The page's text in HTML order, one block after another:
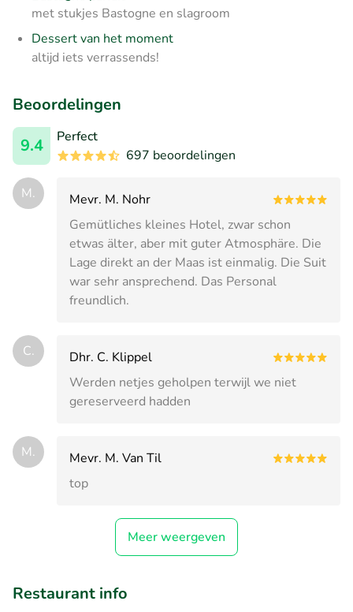
met stukjes Bastogne en slagroom
Dessert van het moment
altijd iets verrassends!
Beoordelingen
9.4
Perfect
697 beoordelingen
M.
Mevr. M. Nohr
Gemütliches kleines Hotel, zwar schon
etwas älter, aber mit guter Atmosphäre. Die
Lage direkt an der Maas ist einmalig. Die Suit
war sehr ansprechend. Das Personal
freundlich.
C.
Dhr. C. Klippel
Werden netjes geholpen terwijl we niet
gereserveerd hadden
M.
Mevr. M. Van Til
top
Meer weergeven
Restaurant info